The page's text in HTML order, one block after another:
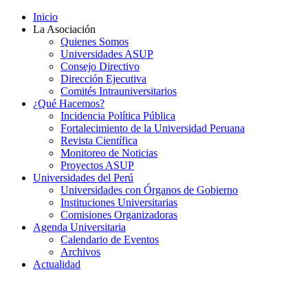
Inicio
La Asociación
Quienes Somos
Universidades ASUP
Consejo Directivo
Dirección Ejecutiva
Comités Intrauniversitarios
¿Qué Hacemos?
Incidencia Política Pública
Fortalecimiento de la Universidad Peruana
Revista Científica
Monitoreo de Noticias
Proyectos ASUP
Universidades del Perú
Universidades con Órganos de Gobierno
Instituciones Universitarias
Comisiones Organizadoras
Agenda Universitaria
Calendario de Eventos
Archivos
Actualidad